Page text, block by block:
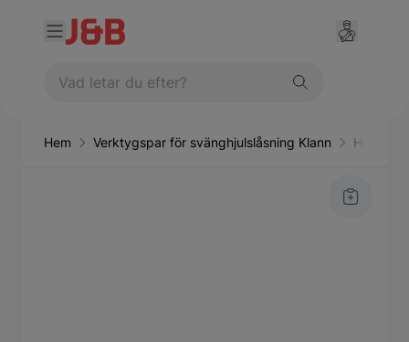
Hem Verktygspar för svänghjulslåsning Klann